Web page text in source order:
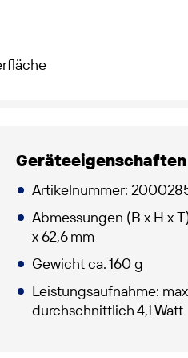
Geräteeigenschaften
Artikelnummer:
Abmessungen (B x H x
x 62,6 mm
Gewicht ca. 160 g
Leistungsaufnahme:
durchschnittlich 4,1 Watt